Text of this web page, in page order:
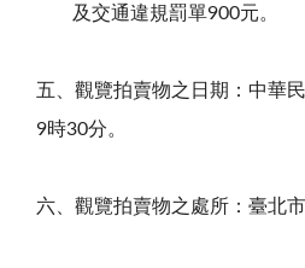
及交通違規罰單900元。
五、觀覽拍賣物之日期：中華
9時30分。
六、觀覽拍賣物之處所：臺北